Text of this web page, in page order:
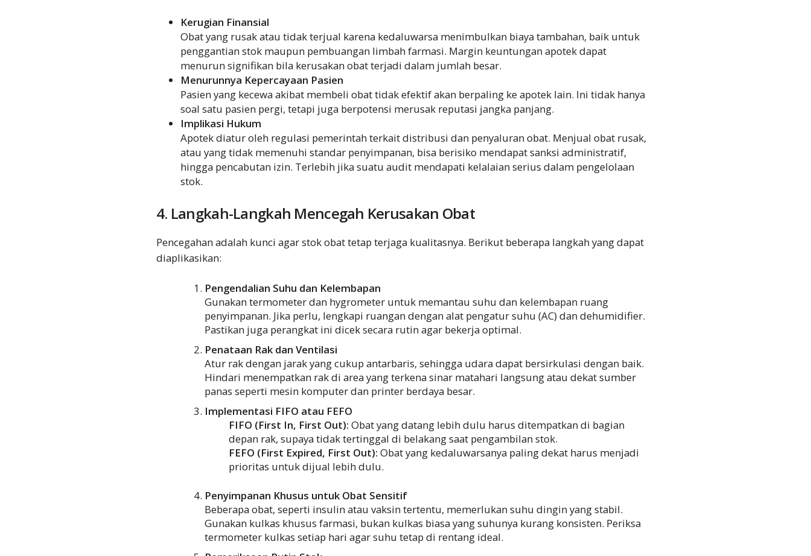
Kerugian Finansial
Obat yang rusak atau tidak terjual karena kedaluwarsa menimbulkan biaya tambahan, baik untuk
penggantian stok maupun pembuangan limbah farmasi. Margin keuntungan apotek dapat
menurun signifikan bila kerusakan obat terjadi dalam jumlah besar.
Menurunnya Kepercayaan Pasien
Pasien yang kecewa akibat membeli obat tidak efektif akan berpaling ke apotek lain. Ini tidak hanya
soal satu pasien pergi, tetapi juga berpotensi merusak reputasi jangka panjang.
Implikasi Hukum
Apotek diatur oleh regulasi pemerintah terkait distribusi dan penyaluran obat. Menjual obat rusak,
atau yang tidak memenuhi standar penyimpanan, bisa berisiko mendapat sanksi administratif,
hingga pencabutan izin. Terlebih jika suatu audit mendapati kelalaian serius dalam pengelolaan
stok.
4. Langkah-Langkah Mencegah Kerusakan Obat
Pencegahan adalah kunci agar stok obat tetap terjaga kualitasnya. Berikut beberapa langkah yang dapat
diaplikasikan:
Pengendalian Suhu dan Kelembapan
Gunakan termometer dan hygrometer untuk memantau suhu dan kelembapan ruang
penyimpanan. Jika perlu, lengkapi ruangan dengan alat pengatur suhu (AC) dan dehumidifier.
Pastikan juga perangkat ini dicek secara rutin agar bekerja optimal.
Penataan Rak dan Ventilasi
Atur rak dengan jarak yang cukup antarbaris, sehingga udara dapat bersirkulasi dengan baik.
Hindari menempatkan rak di area yang terkena sinar matahari langsung atau dekat sumber
panas seperti mesin komputer dan printer berdaya besar.
Implementasi FIFO atau FEFO
FIFO (First In, First Out): Obat yang datang lebih dulu harus ditempatkan di bagian
depan rak, supaya tidak tertinggal di belakang saat pengambilan stok.
FEFO (First Expired, First Out): Obat yang kedaluwarsanya paling dekat harus menjadi
prioritas untuk dijual lebih dulu.
Penyimpanan Khusus untuk Obat Sensitif
Beberapa obat, seperti insulin atau vaksin tertentu, memerlukan suhu dingin yang stabil.
Gunakan kulkas khusus farmasi, bukan kulkas biasa yang suhunya kurang konsisten. Periksa
termometer kulkas setiap hari agar suhu tetap di rentang ideal.